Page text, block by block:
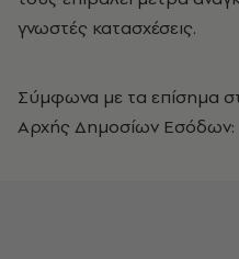
γνωστές κατασχέσεις.
Σύμφωνα με τα επίσημα
Αρχής Δημοσίων Εσόδων: